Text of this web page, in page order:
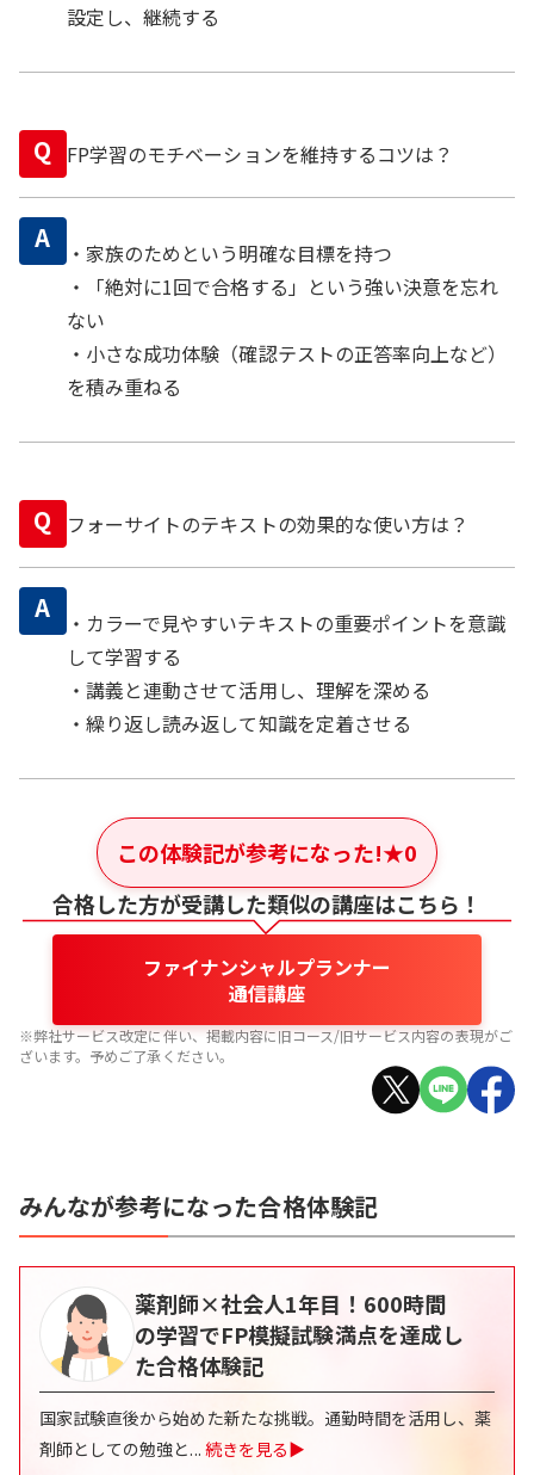
設定し、継続する
Q FP学習のモチベーションを維持するコツは？
A
・家族のためという明確な目標を持つ
・「絶対に1回で合格する」という強い決意を忘れ
ない
・小さな成功体験（確認テストの正答率向上など）
を積み重ねる
Q フォーサイトのテキストの効果的な使い方は？
A
・カラーで見やすいテキストの重要ポイントを意識
して学習する
・講義と連動させて活用し、理解を深める
・繰り返し読み返して知識を定着させる
この体験記が参考になった!★0
合格した方が受講した類似の講座はこちら！
ファイナンシャルプランナー
通信講座
※弊社サービス改定に伴い、掲載内容に旧コース/旧サービス内容の表現がご
ざいます。予めご了承ください。
みんなが参考になった合格体験記
薬剤師×社会人1年目！600時間
の学習でFP模擬試験満点を達成し
た合格体験記
国家試験直後から始めた新たな挑戦。通勤時間を活用し、薬
剤師としての勉強と... 続きを見る▶